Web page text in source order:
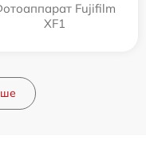
Fujifilm
XF1